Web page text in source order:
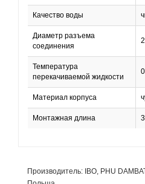
Качество воды
Диаметр разъема
соединения
Температура
перекачиваемой жидкости
Материал корпуса
Монтажная длина
Производитель: IBO, PHU